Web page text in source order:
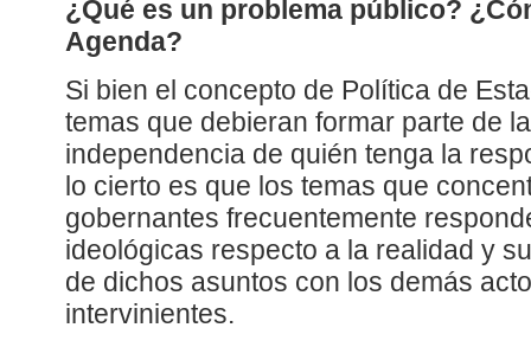
¿Qué es un problema público?
Agenda?
Si bien el concepto de Política de
temas que debieran formar parte de
independencia de quién tenga la
lo cierto es que los temas que
gobernantes frecuentemente
ideológicas respecto a la realidad y
de dichos asuntos con los demás
intervinientes.